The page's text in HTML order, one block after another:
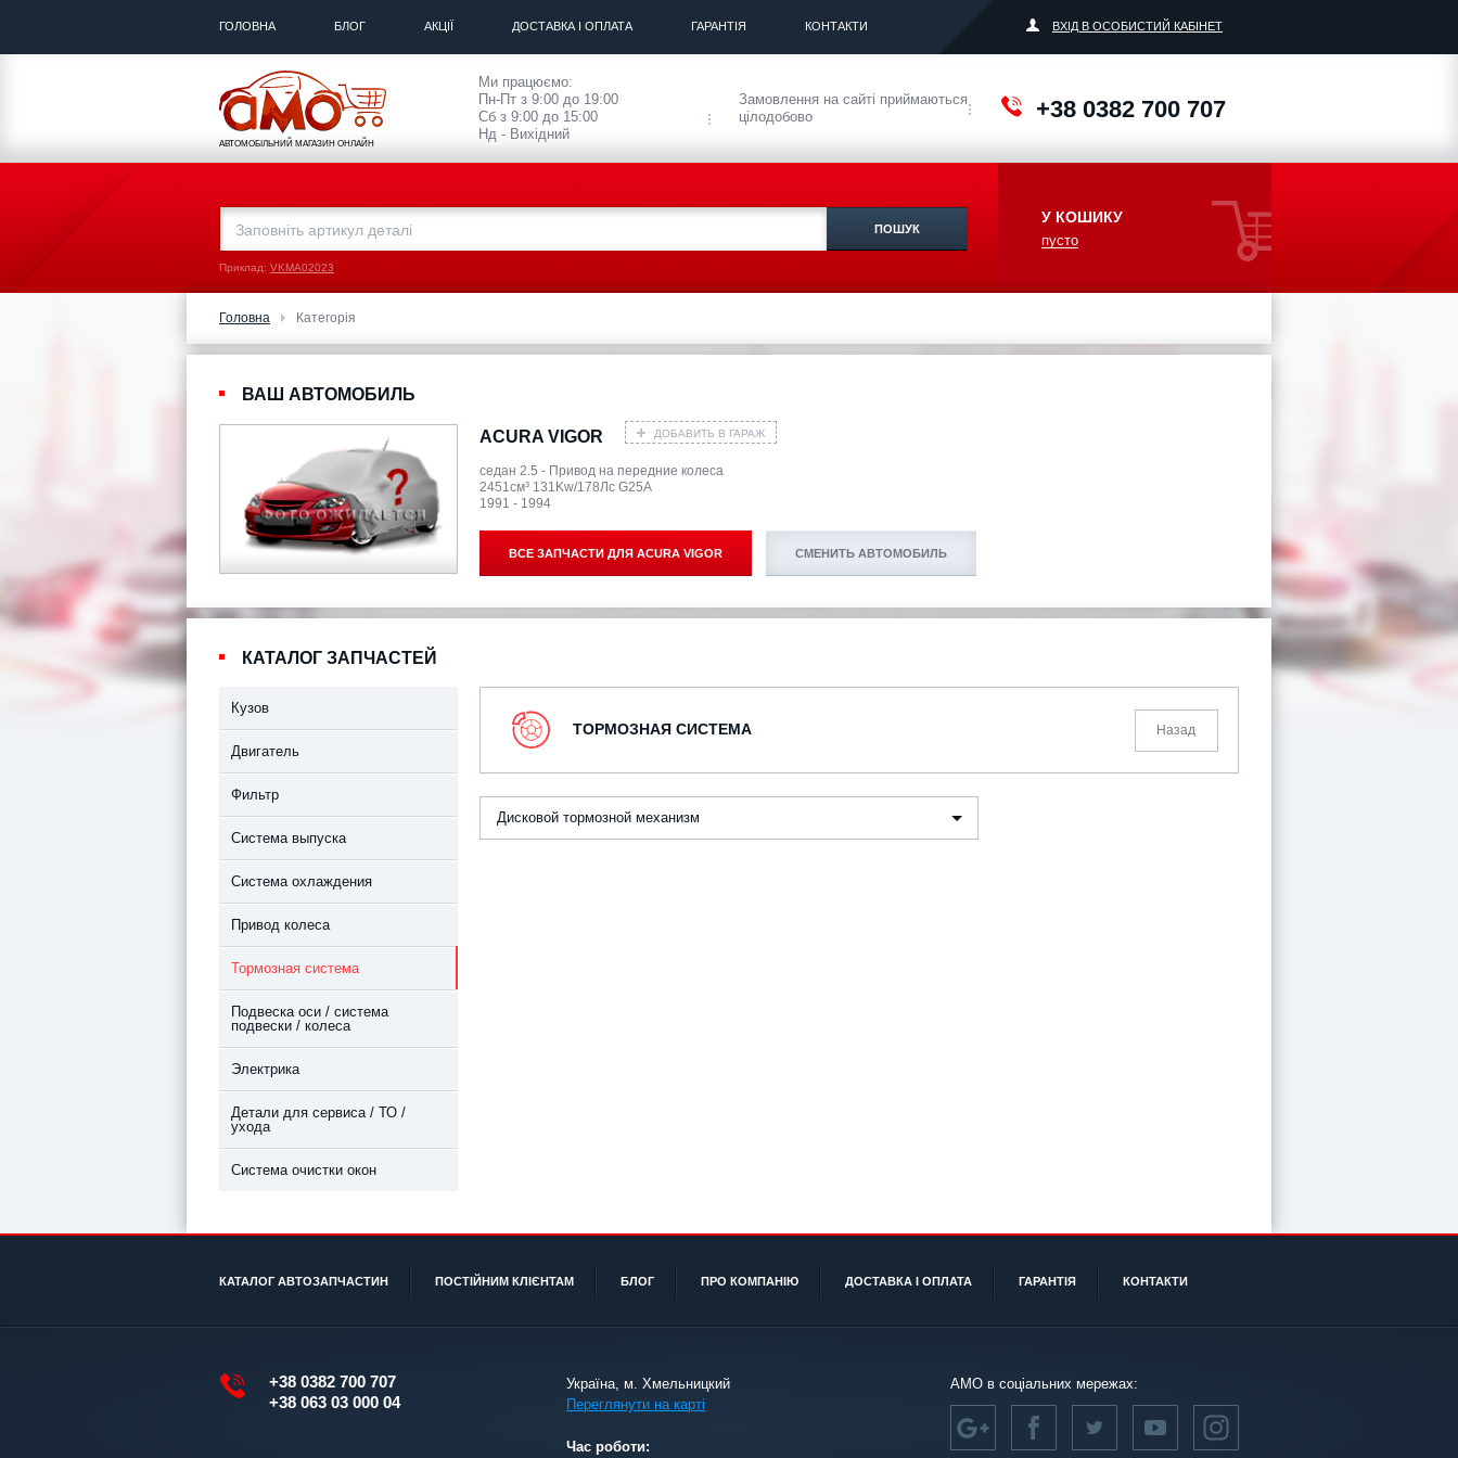
ГОЛОВНА БЛОГ АКЦІЇ ДОСТАВКА І ОПЛАТА ГАРАНТІЯ КОНТАКТИ ВХІД В ОСОБИСТИЙ КАБІНЕТ
АВТОМОБІЛЬНИЙ МАГАЗИН ОНЛАЙН
Ми працюємо:
Пн-Пт з 9:00 до 19:00
Сб з 9:00 до 15:00
Нд - Вихідний
Замовлення на сайті приймаються
цілодобово
+38 0382 700 707
Приклад: VKMA02023
У КОШИКУ
пусто
Головна Категорія
ВАШ АВТОМОБИЛЬ
ACURA VIGOR ДОБАВИТЬ В ГАРАЖ
седан 2.5 - Привод на передние колеса
2451см³ 131Kw/178Лс G25A
1991 - 1994
ВСЕ ЗАПЧАСТИ ДЛЯ ACURA VIGOR СМЕНИТЬ АВТОМОБИЛЬ
КАТАЛОГ ЗАПЧАСТЕЙ
Кузов
Двигатель
Фильтр
Система выпуска
Система охлаждения
Привод колеса
Тормозная система
Подвеска оси / система
подвески / колеса
Электрика
Детали для сервиса / ТО /
ухода
Система очистки окон
ТОРМОЗНАЯ СИСТЕМА Назад
Дисковой тормозной механизм
КАТАЛОГ АВТОЗАПЧАСТИН ПОСТІЙНИМ КЛІЄНТАМ БЛОГ ПРО КОМПАНІЮ ДОСТАВКА І ОПЛАТА ГАРАНТІЯ КОНТАКТИ
+38 0382 700 707
+38 063 03 000 04
Україна, м. Хмельницкий
Переглянути на карті
Час роботи:
АМО в соціальних мережах: